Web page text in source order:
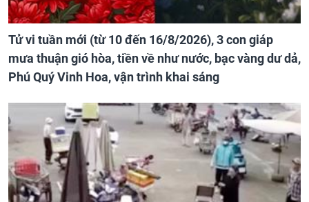
Tử vi tuần mới (từ 10 đến 16/8/2026), 3 con giáp
mưa thuận gió hòa, tiền về như nước, bạc vàng dư dả,
Phú Quý Vinh Hoa, vận trình khai sáng